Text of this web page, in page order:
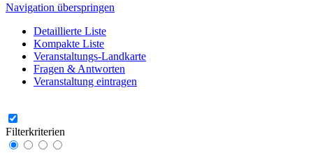
Navigation überspringen
Detaillierte Liste
Kompakte Liste
Veranstaltungs-Landkarte
Fragen & Antworten
Veranstaltung eintragen
Filterkriterien